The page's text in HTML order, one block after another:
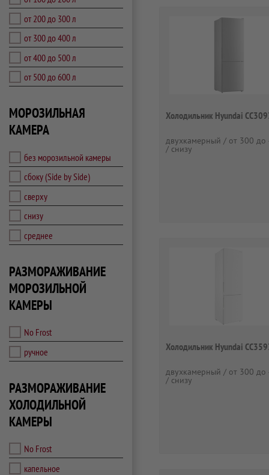
от 200 до 300 л
от 300 до 400 л
от 400 до 500 л
от 500 до 600 л
МОРОЗИЛЬНАЯ
КАМЕРА
без морозильной камеры
сбоку (Side by Side)
сверху
снизу
среднее
РАЗМОРАЖИВАНИЕ
МОРОЗИЛЬНОЙ
КАМЕРЫ
No Frost
ручное
РАЗМОРАЖИВАНИЕ
ХОЛОДИЛЬНОЙ
КАМЕРЫ
No Frost
капельное
Холодильник Hyundai
двухкамерный / от 300 до
/ снизу
Холодильник Hyundai
двухкамерный / от 300 до
/ снизу